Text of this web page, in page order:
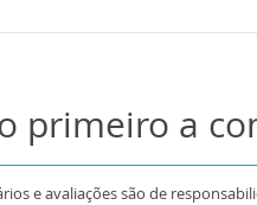
primeiro a
e avaliações são de